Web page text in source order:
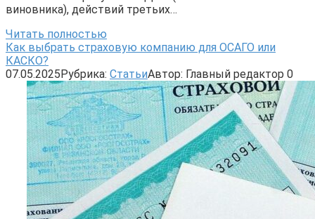
виновника), действий третьих…
Читать полностью
Как выбрать страховую компанию для ОСАГО или
КАСКО?
07.05.2025Рубрика: СтатьиАвтор: Главный редактор 0